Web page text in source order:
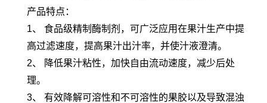
产品特点：
1、 食品级精制酶制剂，可广泛应用在果汁生产中提
高过滤速度，提高果汁出汁率，并使汁液澄清。
2、 降低果汁粘性，加快自由流动速度，减少后处
理。
3、 有效降解可溶性和不可溶性的果胶以及导致混浊